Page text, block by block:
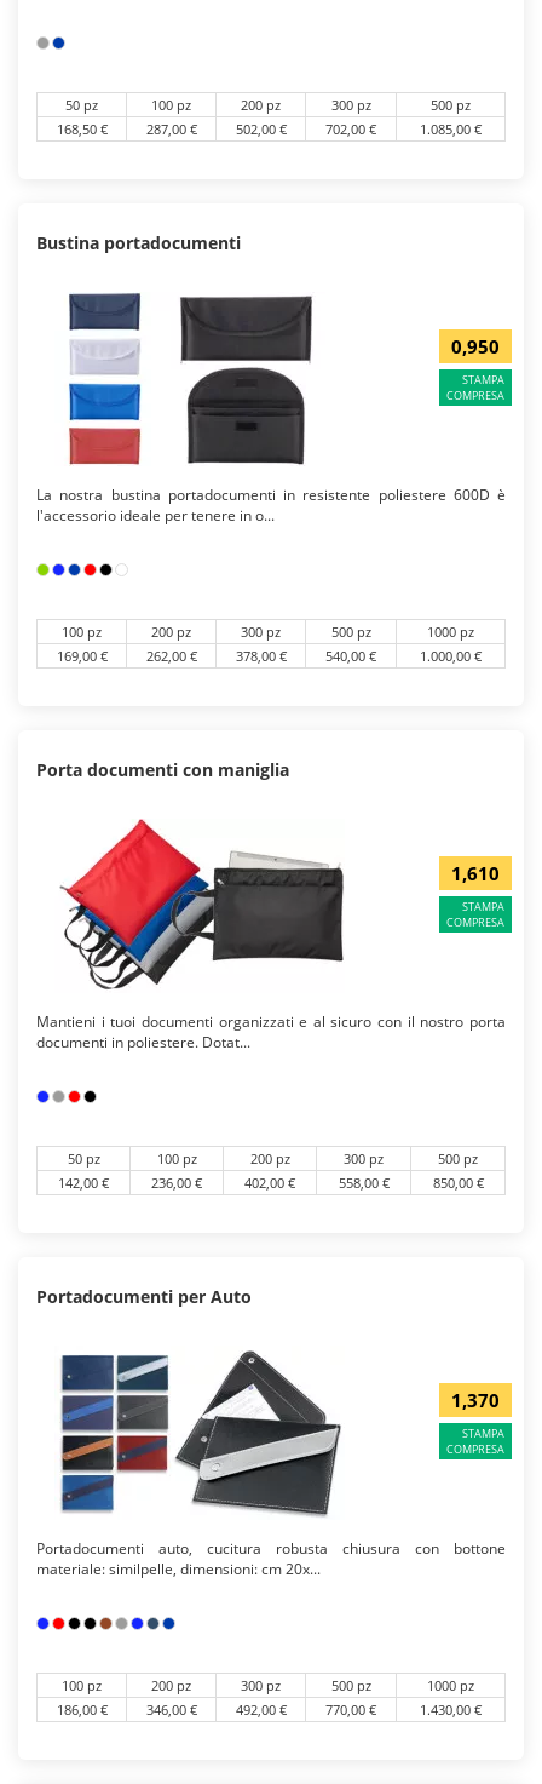
50 pz 100 pz 200 pz 300 pz
500 pz
168,50 €
287,00 € 502,00 € 702,00 € 1.085,00 €
Bustina portadocumenti
0,950
STAMPA
COMPRESA
La nostra bustina portadocumenti in resistente poliestere 600D è
l'accessorio ideale per tenere in o...
100 pz 200 pz 300 pz 500 pz
1000 pz
169,00 €
262,00 € 378,00 € 540,00 € 1.000,00 €
Porta documenti con maniglia
1,610
STAMPA
COMPRESA
Mantieni i tuoi documenti organizzati e al sicuro con il nostro porta
documenti in poliestere. Dotat...
50 pz 100 pz 200 pz 300 pz
500 pz
142,00 €
236,00 € 402,00 € 558,00 € 850,00 €
Portadocumenti per Auto
1,370
STAMPA
COMPRESA
Portadocumenti auto, cucitura robusta chiusura con bottone
materiale: similpelle, dimensioni: cm 20x...
100 pz 200 pz 300 pz 500 pz
1000 pz
186,00 €
346,00 € 492,00 € 770,00 € 1.430,00 €